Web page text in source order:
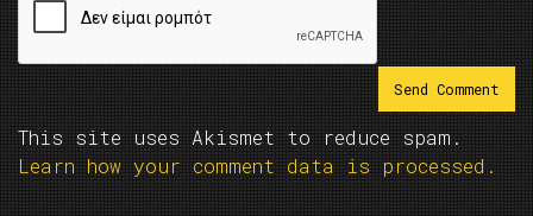
This site uses Akismet to reduce spam.
Learn how your comment data is processed.